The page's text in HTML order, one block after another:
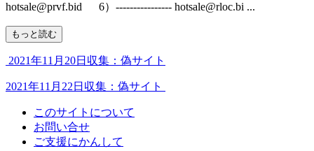
hotsale@prvf.bid 6）---------------- hotsale@rloc.bi ...
もっと読む
2021年11月20日収集：偽サイト
2021年11月22日収集：偽サイト
このサイトについて
お問い合せ
ご支援にかんして